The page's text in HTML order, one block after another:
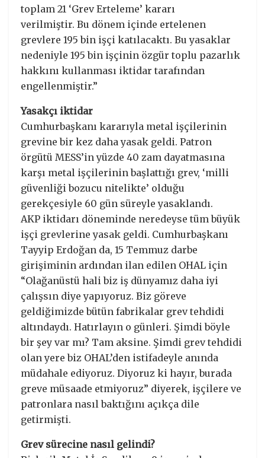
toplam 21 ‘Grev Erteleme’ kararı
verilmiştir. Bu dönem içinde ertelenen
grevlere 195 bin işçi katılacaktı. Bu yasaklar
nedeniyle 195 bin işçinin özgür toplu pazarlık
hakkını kullanması iktidar tarafından
engellenmiştir.”
Yasakçı iktidar
Cumhurbaşkanı kararıyla metal işçilerinin
grevine bir kez daha yasak geldi. Patron
örgütü MESS’in yüzde 40 zam dayatmasına
karşı metal işçilerinin başlattığı grev, ‘milli
güvenliği bozucu nitelikte’ olduğu
gerekçesiyle 60 gün süreyle yasaklandı.
AKP iktidarı döneminde neredeyse tüm büyük
işçi grevlerine yasak geldi. Cumhurbaşkanı
Tayyip Erdoğan da, 15 Temmuz darbe
girişiminin ardından ilan edilen OHAL için
“Olağanüstü hali biz iş dünyamız daha iyi
çalışsın diye yapıyoruz. Biz göreve
geldiğimizde bütün fabrikalar grev tehdidi
altındaydı. Hatırlayın o günleri. Şimdi böyle
bir şey var mı? Tam aksine. Şimdi grev tehdidi
olan yere biz OHAL’den istifadeyle anında
müdahale ediyoruz. Diyoruz ki hayır, burada
greve müsaade etmiyoruz” diyerek, işçilere ve
patronlara nasıl baktığını açıkça dile
getirmişti.
Grev sürecine nasıl gelindi?